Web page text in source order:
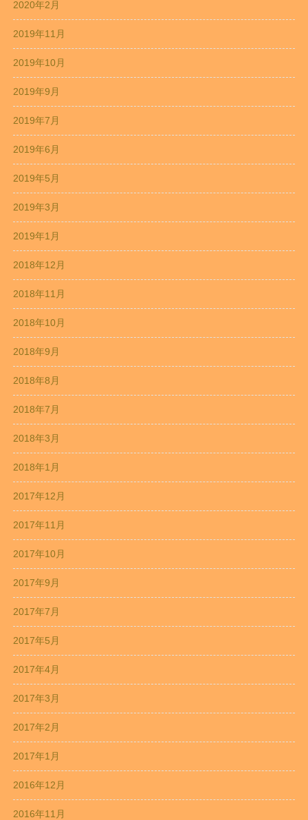
2020年2月
2019年11月
2019年10月
2019年9月
2019年7月
2019年6月
2019年5月
2019年3月
2019年1月
2018年12月
2018年11月
2018年10月
2018年9月
2018年8月
2018年7月
2018年3月
2018年1月
2017年12月
2017年11月
2017年10月
2017年9月
2017年7月
2017年5月
2017年4月
2017年3月
2017年2月
2017年1月
2016年12月
2016年11月